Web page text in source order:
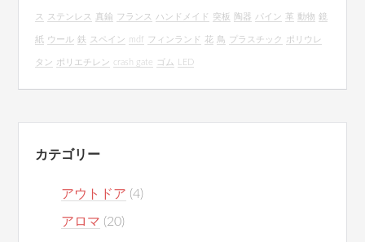
ス ステンレス 真鍮 フランス ハンドメイド 突板 陶器 パイン 革 動物 鏡
紙 ウール 鉄 スペイン mdf フィンランド 花 鳥 プラスチック ポリウレ
タン ポリエチレン crash gate ゴム LED
カテゴリー
アウトドア (4)
アロマ (20)